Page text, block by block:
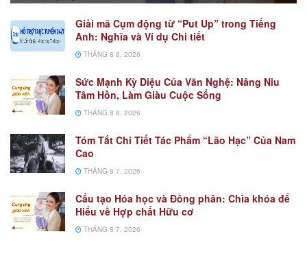
Giải mã Cụm động từ “Put Up” trong Tiếng
Anh: Nghĩa và Ví dụ Chi tiết
THÁNG 8 8, 2026
Sức Mạnh Kỳ Diệu Của Văn Nghệ: Nâng Niu
Tâm Hồn, Làm Giàu Cuộc Sống
THÁNG 8 8, 2026
Tóm Tắt Chi Tiết Tác Phẩm “Lão Hạc” Của Nam
Cao
THÁNG 8 7, 2026
Cấu tạo Hóa học và Đồng phân: Chìa khóa để
Hiểu về Hợp chất Hữu cơ
THÁNG 8 7, 2026